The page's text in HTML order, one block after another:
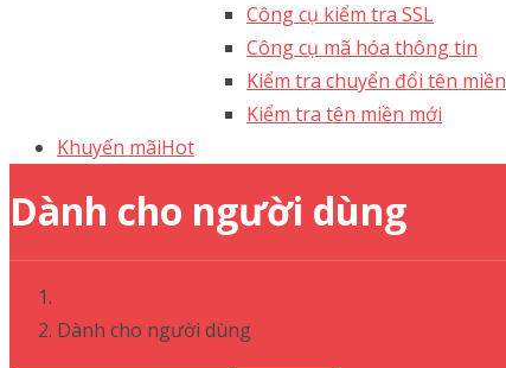
Công cụ kiểm tra SSL
Công cụ mã hóa thông tin
Kiểm tra chuyển đổi tên miền
Kiểm tra tên miền mới
Khuyến mãiHot
Dành cho người dùng
Dành cho người dùng